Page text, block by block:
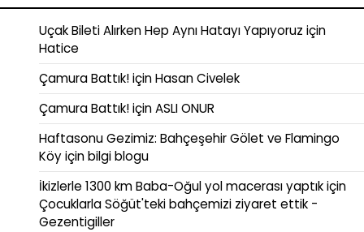
Uçak Bileti Alırken Hep Aynı Hatayı Yapıyoruz için
Hatice
Çamura Battık!içinHasan Civelek
Çamura Battık!içinASLI ONUR
Haftasonu Gezimiz: Bahçeşehir Gölet ve Flamingo
Köyiçinbilgi blogu
İkizlerle 1300 km Baba-Oğul yol macerası yaptıkiçin
Çocuklarla Söğüt'teki bahçemizi ziyaret ettik -
Gezentigiller